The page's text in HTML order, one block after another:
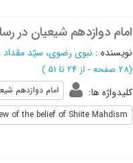
امام دوازدهم شیعیان در
نویسنده : نبوی رضوی، سیّد مقداد
(‎28 صفحه - از 24 تا 51 )
کلیدواژه ها: امام دوازدهم
of the belief of Shiite Mahdism